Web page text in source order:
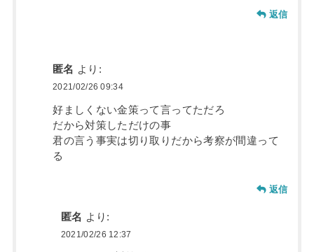
返信
匿名 より:
2021/02/26 09:34
好ましくない金策って言ってただろ
だから対策しただけの事
君の言う事実は切り取りだから考察が間違って
る
返信
匿名 より:
2021/02/26 12:37